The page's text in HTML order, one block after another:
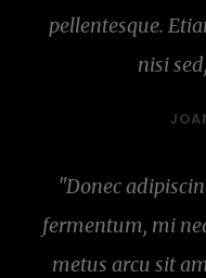
pellentesque.
nisi
"Donec
fermentum, mi
metus arcu sit